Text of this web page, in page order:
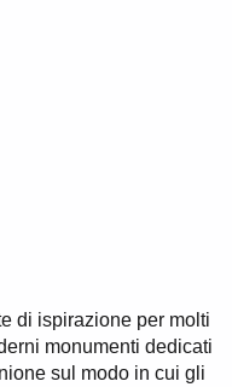
di ispirazione per molti
monumenti dedicati
sul modo in cui gli